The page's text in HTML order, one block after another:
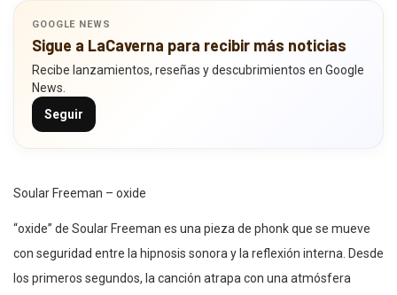
GOOGLE NEWS
Sigue a LaCaverna para recibir más noticias
Recibe lanzamientos, reseñas y descubrimientos en Google
News.
Seguir
Soular Freeman – oxide
“oxide” de Soular Freeman es una pieza de phonk que se mueve
con seguridad entre la hipnosis sonora y la reflexión interna. Desde
los primeros segundos, la canción atrapa con una atmósfera